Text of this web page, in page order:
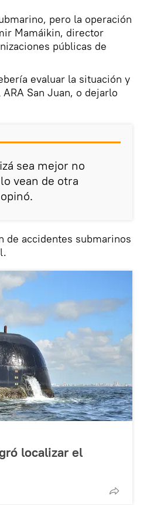
pero la operación
Mamáikin, director
públicas de
evaluar la situación y
San Juan, o dejarlo
sea mejor no
vean de otra
de accidentes submarinos
localizar el